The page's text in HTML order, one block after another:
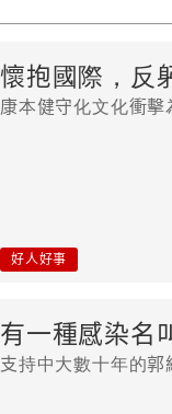
懷抱國際，反
康本健守化文化衝擊
好人好事
有一種感染名
支持中大數十年的郭